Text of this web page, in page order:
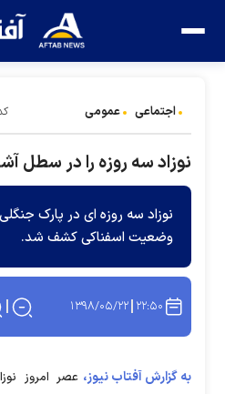
اجتماعی عمومی کد
نوزاد سه روزه را در سطل
نوزاد سه روزه ای در پارک
وضعیت اسفناکی کشف شد.
۲۲:۵۰ ۱۳۹۸/۰۵/۲۲
به گزارش آفتاب نیوز، عصر امروز